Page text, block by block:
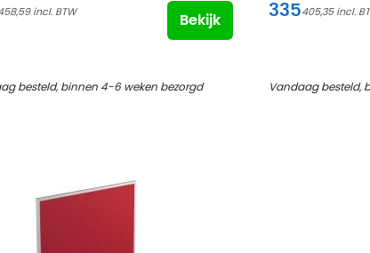
Bekijk
besteld, binnen 4-6 weken bezorgd
335405,35
Vandaag besteld,